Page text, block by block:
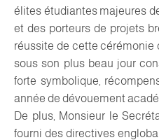
élites étudiantes majeures
et des porteurs de projets
réussite de cette cérémonie
sous son plus beau jour
forte symbolique,
année de dévouement
De plus, Monsieur le
fourni des directives